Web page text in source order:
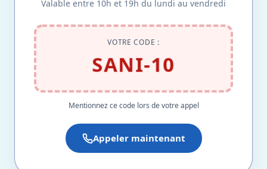
Valable entre 10h et 19h du lundi au vendredi
VOTRE CODE :
SANI-10
Mentionnez ce code lors de votre appel
Appeler maintenant